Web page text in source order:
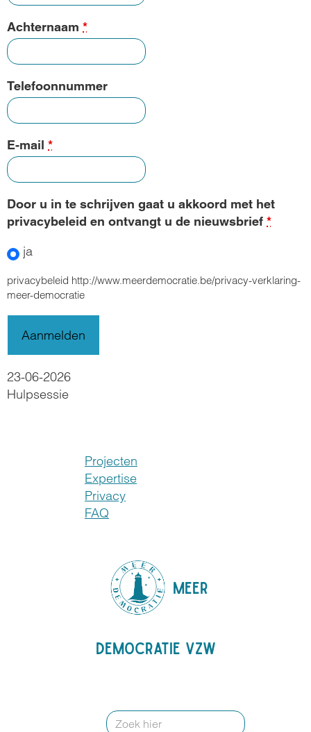
Achternaam *
Telefoonnummer
E-mail *
Door u in te schrijven gaat u akkoord met het
privacybeleid en ontvangt u de nieuwsbrief *
ja
privacybeleid http://www.meerdemocratie.be/privacy-verklaring-
meer-democratie
23-06-2026
Hulpsessie
Projecten
Expertise
Privacy
FAQ
MEER
DEMOCRATIE VZW
Search